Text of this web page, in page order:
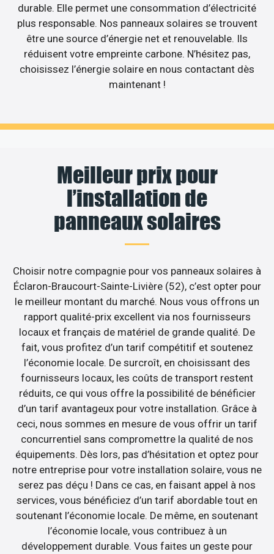
durable. Elle permet une consommation d’électricité
plus responsable. Nos panneaux solaires se trouvent
être une source d’énergie net et renouvelable. Ils
réduisent votre empreinte carbone. N’hésitez pas,
choisissez l’énergie solaire en nous contactant dès
maintenant !
Meilleur prix pour
l’installation de
panneaux solaires
Choisir notre compagnie pour vos panneaux solaires à
Éclaron-Braucourt-Sainte-Livière (52), c’est opter pour
le meilleur montant du marché. Nous vous offrons un
rapport qualité-prix excellent via nos fournisseurs
locaux et français de matériel de grande qualité. De
fait, vous profitez d’un tarif compétitif et soutenez
l’économie locale. De surcroît, en choisissant des
fournisseurs locaux, les coûts de transport restent
réduits, ce qui vous offre la possibilité de bénéficier
d’un tarif avantageux pour votre installation. Grâce à
ceci, nous sommes en mesure de vous offrir un tarif
concurrentiel sans compromettre la qualité de nos
équipements. Dès lors, pas d’hésitation et optez pour
notre entreprise pour votre installation solaire, vous ne
serez pas déçu ! Dans ce cas, en faisant appel à nos
services, vous bénéficiez d’un tarif abordable tout en
soutenant l’économie locale. De même, en soutenant
l’économie locale, vous contribuez à un
développement durable. Vous faites un geste pour